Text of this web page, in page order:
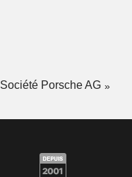
Société Porsche AG